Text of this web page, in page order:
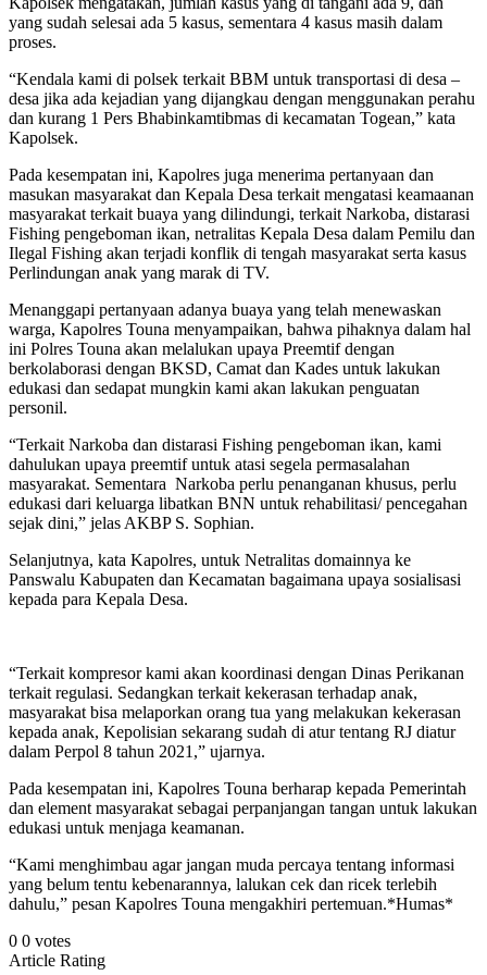
yang sudah selesai ada 5 kasus, sementara 4 kasus masih dalam
proses.
“Kendala kami di polsek terkait BBM untuk transportasi di desa –
desa jika ada kejadian yang dijangkau dengan menggunakan perahu
dan kurang 1 Pers Bhabinkamtibmas di kecamatan Togean,” kata
Kapolsek.
Pada kesempatan ini, Kapolres juga menerima pertanyaan dan
masukan masyarakat dan Kepala Desa terkait mengatasi keamaanan
masyarakat terkait buaya yang dilindungi, terkait Narkoba, distarasi
Fishing pengeboman ikan, netralitas Kepala Desa dalam Pemilu dan
Ilegal Fishing akan terjadi konflik di tengah masyarakat serta kasus
Perlindungan anak yang marak di TV.
Menanggapi pertanyaan adanya buaya yang telah menewaskan
warga, Kapolres Touna menyampaikan, bahwa pihaknya dalam hal
ini Polres Touna akan melalukan upaya Preemtif dengan
berkolaborasi dengan BKSD, Camat dan Kades untuk lakukan
edukasi dan sedapat mungkin kami akan lakukan penguatan
personil.
“Terkait Narkoba dan distarasi Fishing pengeboman ikan, kami
dahulukan upaya preemtif untuk atasi segela permasalahan
masyarakat. Sementara Narkoba perlu penanganan khusus, perlu
edukasi dari keluarga libatkan BNN untuk rehabilitasi/ pencegahan
sejak dini,” jelas AKBP S. Sophian.
Selanjutnya, kata Kapolres, untuk Netralitas domainnya ke
Panswalu Kabupaten dan Kecamatan bagaimana upaya sosialisasi
kepada para Kepala Desa.
“Terkait kompresor kami akan koordinasi dengan Dinas Perikanan
terkait regulasi. Sedangkan terkait kekerasan terhadap anak,
masyarakat bisa melaporkan orang tua yang melakukan kekerasan
kepada anak, Kepolisian sekarang sudah di atur tentang RJ diatur
dalam Perpol 8 tahun 2021,” ujarnya.
Pada kesempatan ini, Kapolres Touna berharap kepada Pemerintah
dan element masyarakat sebagai perpanjangan tangan untuk lakukan
edukasi untuk menjaga keamanan.
“Kami menghimbau agar jangan muda percaya tentang informasi
yang belum tentu kebenarannya, lalukan cek dan ricek terlebih
dahulu,” pesan Kapolres Touna mengakhiri pertemuan.*Humas*
0 0 votes
Article Rating